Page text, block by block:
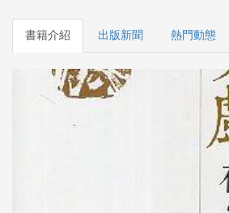
書籍介紹 出版新聞 熱門動態